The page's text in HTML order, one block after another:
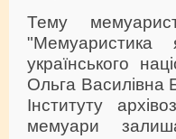
Тему
"Мемуаристика
українського
Ольга Василівна
Інституту
мемуари